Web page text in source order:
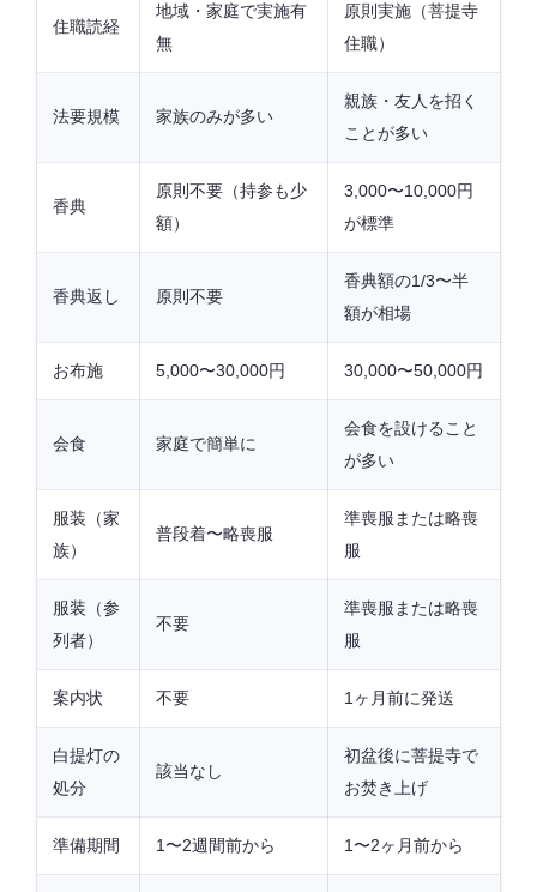
住職読経
地域・家庭で実施有
無
原則実施（菩提寺
住職）
法要規模 家族のみが多い
親族・友人を招く
ことが多い
香典
原則不要（持参も少
額）
3,000〜10,000円
が標準
香典返し 原則不要
香典額の1/3〜半
額が相場
お布施 5,000〜30,000円 30,000〜50,000円
会食 家庭で簡単に
会食を設けること
が多い
服装（家
族）
普段着〜略喪服
準喪服または略喪
服
服装（参
列者）
不要
準喪服または略喪
服
案内状 不要 1ヶ月前に発送
白提灯の
処分
該当なし
初盆後に菩提寺で
お焚き上げ
準備期間 1〜2週間前から 1〜2ヶ月前から